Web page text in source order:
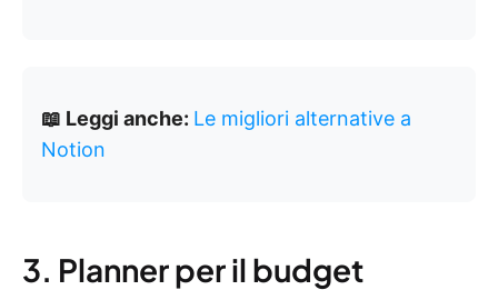
📖 Leggi anche: Le migliori alternative a
Notion
3. Planner per il budget